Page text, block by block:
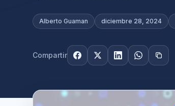
Alberto Guaman diciembre 28, 2024
Compartir